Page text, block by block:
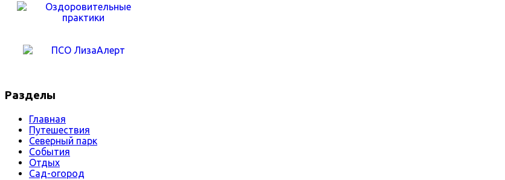
Разделы
Главная
Путешествия
Северный парк
События
Отдых
Сад-огород